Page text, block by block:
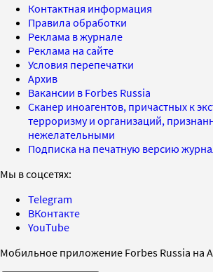
Контактная информация
Правила обработки
Реклама в журнале
Реклама на сайте
Условия перепечатки
Архив
Вакансии в Forbes Russia
Сканер иноагентов, причастных к
терроризму и организаций,
нежелательными
Подписка на печатную версию
Мы в соцсетях:
Telegram
ВКонтакте
YouTube
Мобильное приложение Forbes Russia на